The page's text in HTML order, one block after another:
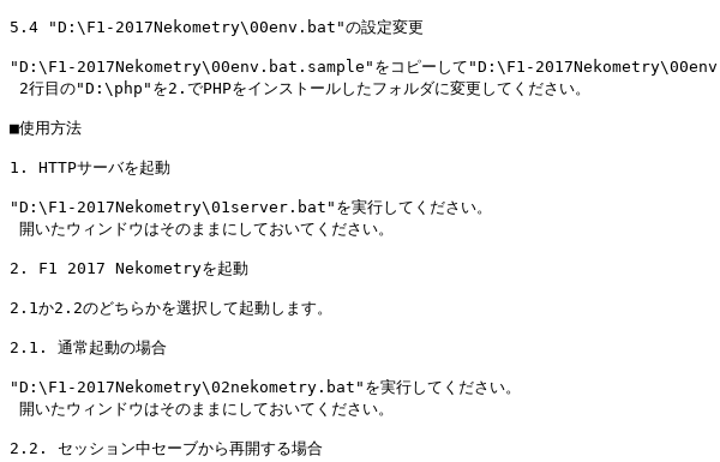
5.4 "D:\F1-2017Nekometry\00env.bat"の設定変更
"D:\F1-2017Nekometry\00env.bat.sample"をコピーして"D:\F1-
2行目の"D:\php"を2.でPHPをインストールしたフォルダに変更してください。
■使用方法
1. HTTPサーバを起動
"D:\F1-2017Nekometry\01server.bat"を実行してください。
開いたウィンドウはそのままにしておいてください。
2. F1 2017 Nekometryを起動
2.1か2.2のどちらかを選択して起動します。
2.1. 通常起動の場合
"D:\F1-2017Nekometry\02nekometry.bat"を実行してください。
開いたウィンドウはそのままにしておいてください。
2.2. セッション中セーブから再開する場合